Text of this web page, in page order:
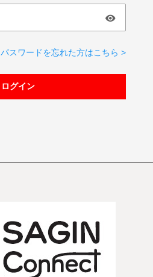
パスワードを忘れた方はこちら >
ログイン